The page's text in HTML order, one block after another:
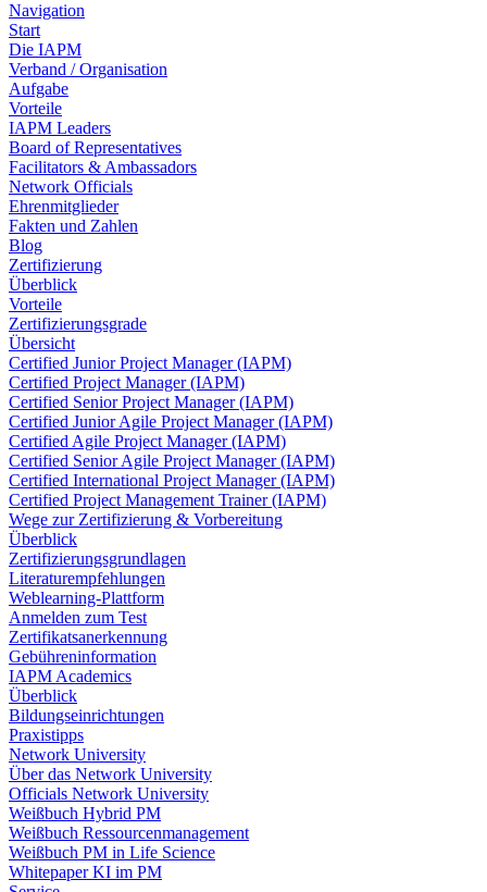
Navigation
Start
Die IAPM
Verband / Organisation
Aufgabe
Vorteile
IAPM Leaders
Board of Representatives
Facilitators & Ambassadors
Network Officials
Ehrenmitglieder
Fakten und Zahlen
Blog
Zertifizierung
Überblick
Vorteile
Zertifizierungsgrade
Übersicht
Certified Junior Project Manager (IAPM)
Certified Project Manager (IAPM)
Certified Senior Project Manager (IAPM)
Certified Junior Agile Project Manager (IAPM)
Certified Agile Project Manager (IAPM)
Certified Senior Agile Project Manager (IAPM)
Certified International Project Manager (IAPM)
Certified Project Management Trainer (IAPM)
Wege zur Zertifizierung & Vorbereitung
Überblick
Zertifizierungsgrundlagen
Literaturempfehlungen
Weblearning-Plattform
Anmelden zum Test
Zertifikatsanerkennung
Gebühreninformation
IAPM Academics
Überblick
Bildungseinrichtungen
Praxistipps
Network University
Über das Network University
Officials Network University
Weißbuch Hybrid PM
Weißbuch Ressourcenmanagement
Weißbuch PM in Life Science
Whitepaper KI im PM